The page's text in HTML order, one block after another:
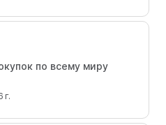
по всему миру
г.